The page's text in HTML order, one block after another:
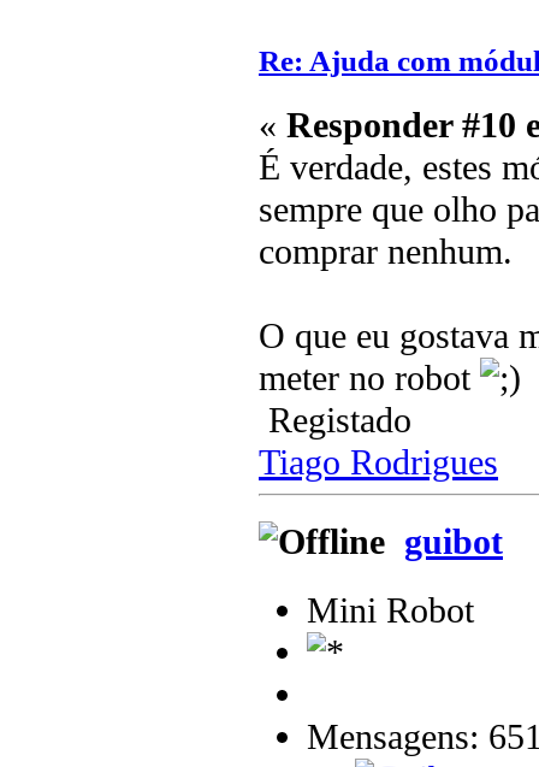
Re: Ajuda com
« Responder #10
É verdade, estes
sempre que olho
comprar nenhum.
O que eu gostava
meter no robot
Registado
Tiago Rodrigues
guibot
Mini Robot
Mensagens: